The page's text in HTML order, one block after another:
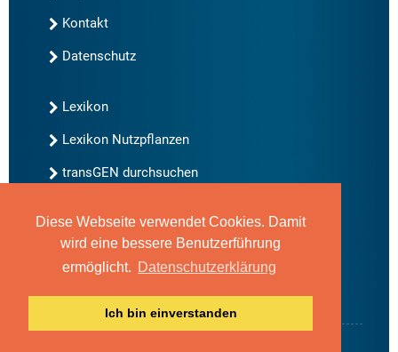
Diese Webseite verwendet Cookies. Damit
wird eine bessere Benutzerführung
ermöglicht. Datenschutzerklärung
Ich bin einverstanden
Kontakt
Datenschutz
Lexikon
Lexikon Nutzpflanzen
transGEN durchsuchen
Neu bei transGEN